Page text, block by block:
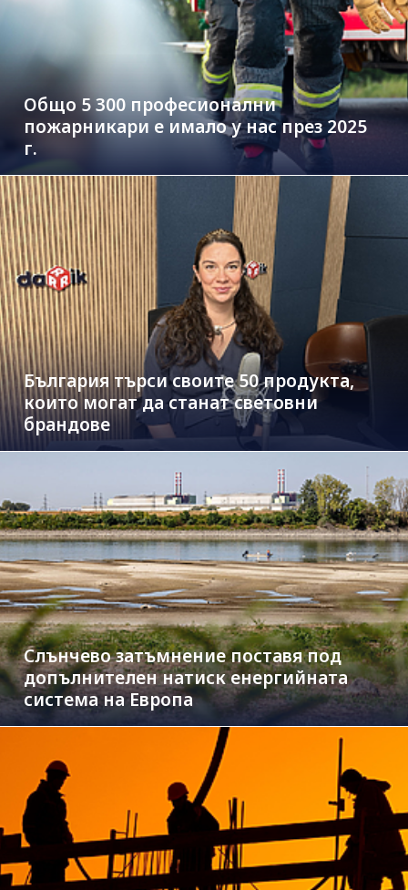
Общо 5 300 професионални
пожарникари е имало у нас през 2025
г.
България търси своите 50 продукта,
които могат да станат световни
брандове
Слънчево затъмнение поставя под
допълнителен натиск енергийната
система на Европа